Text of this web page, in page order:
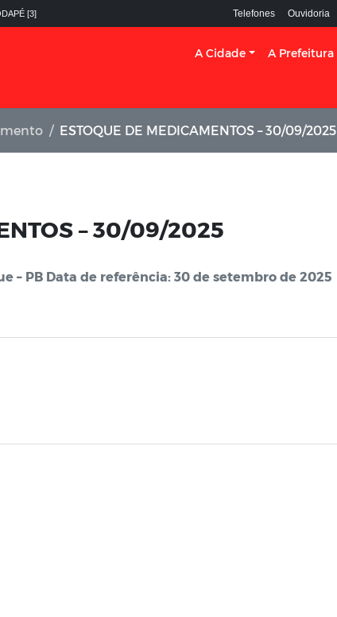
[3] Telefones Ouvidoria
A Cidade A Prefeitura
ESTOQUE DE MEDICAMENTOS – 30/09/2025
– 30/09/2025
– PB Data de referência: 30 de setembro de 2025